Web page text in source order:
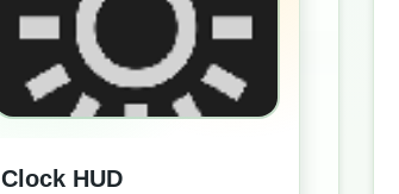
Clock HUD